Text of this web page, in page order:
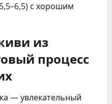
с хорошим
из
процесс
— увлекательный